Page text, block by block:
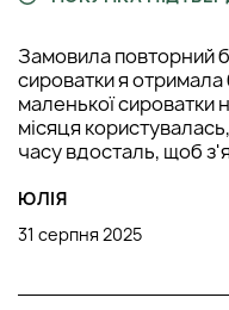
Замовила повторний
сироватки я
маленької сироватки
місяця
часу вдосталь, щоб
ЮЛІЯ
31 серпня 2025